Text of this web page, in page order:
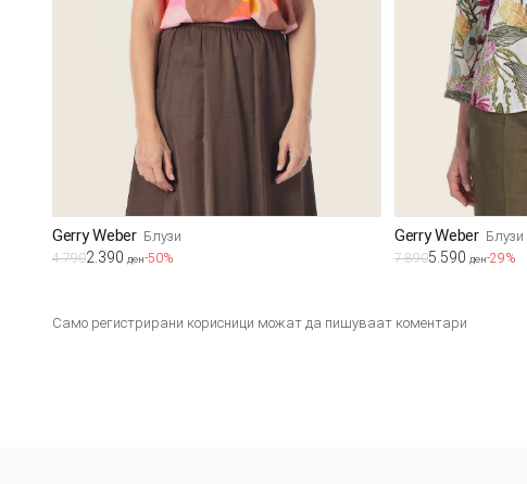
Gerry Weber Блузи
4.7902.390 ден-50%
Gerry Weber Блузи
7.8905.590 ден-29%
Само регистрирани корисници можат да пишуваат коментари